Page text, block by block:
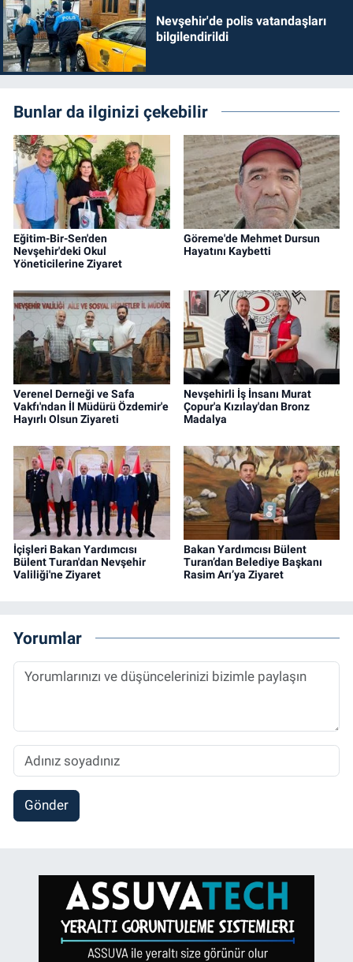
Nevşehir'de polis vatandaşları
bilgilendirildi
Bunlar da ilginizi çekebilir
Eğitim-Bir-Sen'den
Nevşehir'deki Okul
Yöneticilerine Ziyaret
Göreme'de Mehmet Dursun
Hayatını Kaybetti
Verenel Derneği ve Safa
Vakfı'ndan İl Müdürü Özdemir'e
Hayırlı Olsun Ziyareti
Nevşehirli İş İnsanı Murat
Çopur'a Kızılay'dan Bronz
Madalya
İçişleri Bakan Yardımcısı
Bülent Turan'dan Nevşehir
Valiliği'ne Ziyaret
Bakan Yardımcısı Bülent
Turan’dan Belediye Başkanı
Rasim Arı’ya Ziyaret
Yorumlar
Gönder